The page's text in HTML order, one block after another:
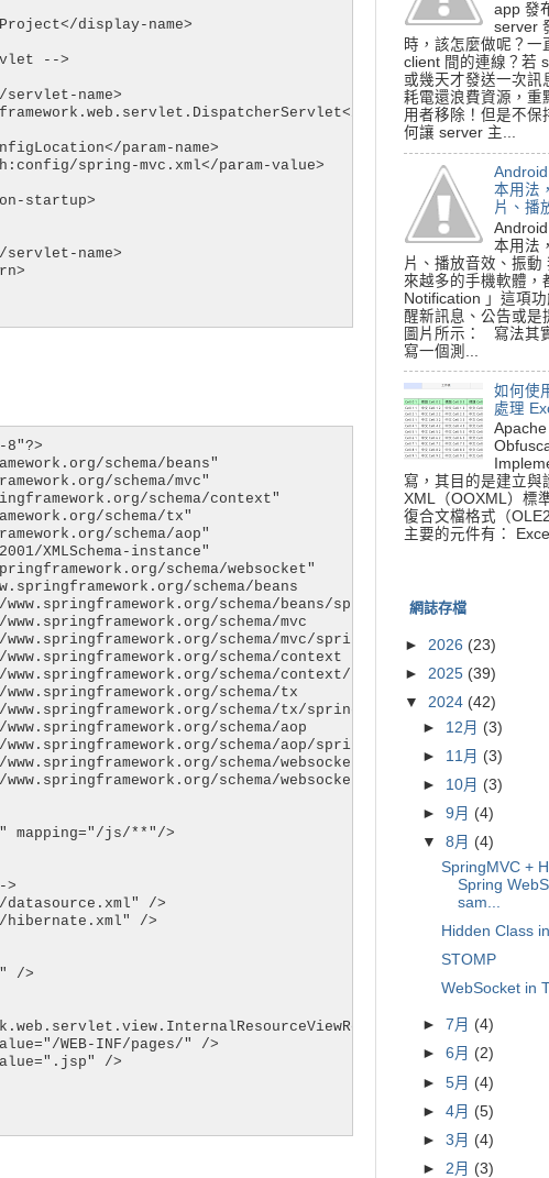
java</artifactId>
artifact/com.google.code.gson/gson -->
groupId>
plugin</artifactId>
main/webapp</warSourceDirectory>
display-name>
-->
servlet-name>
servlet-class>
param-name>
spring-mvc.xml</param-value>
startup>
servlet-name>
8"?>
schema/beans"
schema/mvc"
schema/context"
schema/tx"
schema/aop"
XMLSchema-instance"
schema/websocket"
schema/beans
schema/beans/spring-beans.xsd
schema/mvc
schema/mvc/spring-mvc.xsd
schema/context
schema/context/spring-context.xsd
schema/tx
schema/tx/spring-tx.xsd
schema/aop
schema/aop/spring-aop.xsd
schema/websocket
schema/websocket/spring-websocket-
mapping="/js/**"/>
>
datasource.xml" />
hibernate.xml" />
/>
WEB-INF/pages/" />
/>
app 發
server
時，該怎麼做呢？一
client 間的連線？若
或幾天才發送一次訊
耗電還浪費資源，重
用者移除！但是不保
何讓 server 主...
本用法
片、播
本用法
片、播放音效、振動
來越多的手機軟體，
Notification 」這項
醒新訊息、公告或是
圖片所示： 寫法其
寫一個測...
如何使
處理
寫，其目的是建立與
XML（OOXML）標
復合文檔格式（
主要的元件有：
網誌存檔
► 2026 (23)
► 2025 (39)
▼ 2024 (42)
► 12月 (3)
► 11月 (3)
► 10月 (3)
►9月 (4)
▼8月 (4)
SpringMVC +
Spring
sam...
Hidden Class
STOMP
WebSocket in
►7月 (4)
►6月 (2)
►5月 (4)
►4月 (5)
►3月 (4)
► 2月 (3)